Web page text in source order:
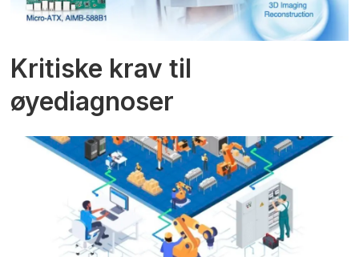
Kritiske krav til
øyediagnoser